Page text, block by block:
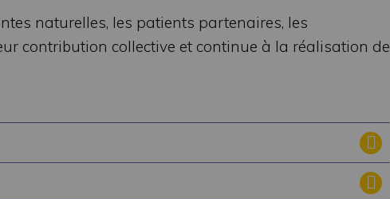
naturelles, les patients partenaires, les
contribution collective et continue à la réalisation de